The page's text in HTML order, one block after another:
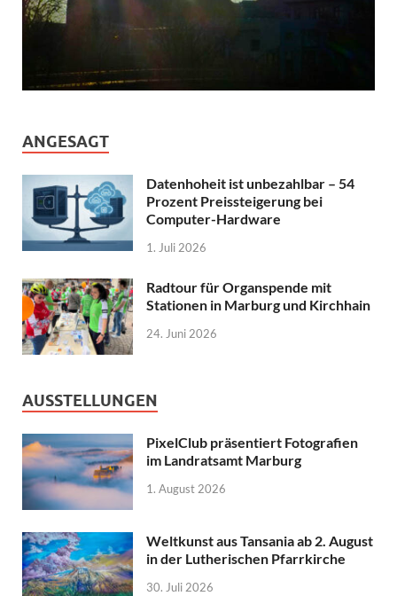
ANGESAGT
Datenhoheit ist unbezahlbar – 54
Prozent Preissteigerung bei
Computer-Hardware
1. Juli 2026
Radtour für Organspende mit
Stationen in Marburg und Kirchhain
24. Juni 2026
AUSSTELLUNGEN
PixelClub präsentiert Fotografien
im Landratsamt Marburg
1. August 2026
Weltkunst aus Tansania ab 2. August
in der Lutherischen Pfarrkirche
30. Juli 2026